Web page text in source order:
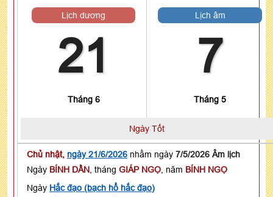
Lịch dương
21
Tháng 6
Lịch âm
7
Tháng 5
Ngày Tốt
Chủ nhật, ngày 21/6/2026 nhằm ngày 7/5/2026 Âm lịch
Ngày BÍNH DẦN , tháng GIÁP NGỌ , năm BÍNH NGỌ
Ngày Hắc đạo (bạch hổ hắc đạo)